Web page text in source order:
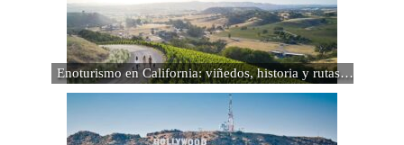
Enoturismo en California: viñedos, historia y rutas…